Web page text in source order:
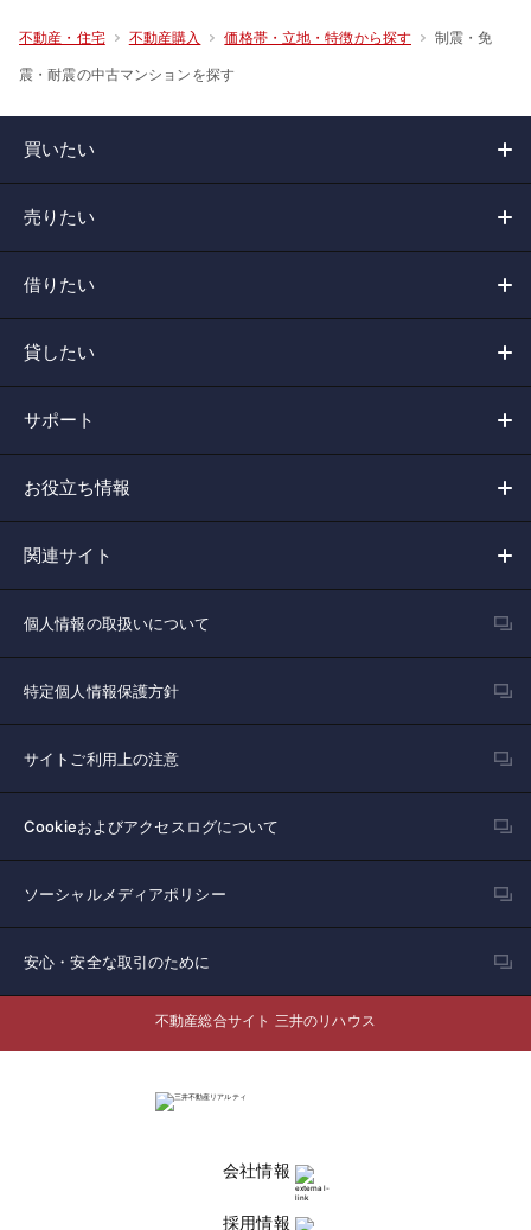
不動産・住宅 不動産購入 価格帯・立地・特徴から探す 制震・免
震・耐震の中古マンションを探す
買いたい
売りたい
借りたい
貸したい
サポート
お役立ち情報
関連サイト
個人情報の取扱いについて
特定個人情報保護方針
サイトご利用上の注意
Cookieおよびアクセスログについて
ソーシャルメディアポリシー
安心・安全な取引のために
不動産総合サイト 三井のリハウス
会社情報
採用情報